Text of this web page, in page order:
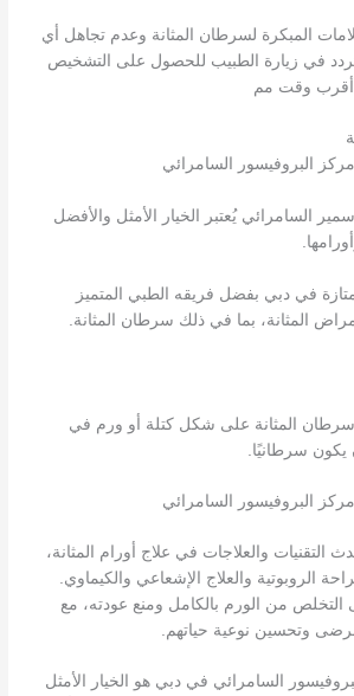
المبكرة لسرطان المثانة وعدم تجاهل أي
في زيارة الطبيب للحصول على التشخيص
أقرب وقت مم
البروفيسور السامرائي
السامرائي يُعتبر الخيار الأمثل والأفضل
في دبي بفضل فريقه الطبي المتميز
المثانة، بما في ذلك سرطان المثانة.
المثانة على شكل كتلة أو ورم في
يكون سرطانيًا.
البروفيسور السامرائي
التقنيات والعلاجات في علاج أورام المثانة،
الروبوتية والعلاج الإشعاعي والكيماوي.
التخلص من الورم بالكامل ومنع عودته، مع
وتحسين نوعية حياتهم.
السامرائي في دبي هو الخيار الأمثل